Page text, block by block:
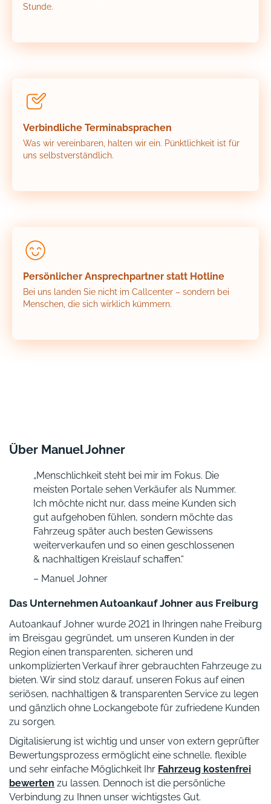
Stunde.
Verbindliche Terminabsprachen
Was wir vereinbaren, halten wir ein. Pünktlichkeit ist für
uns selbstverständlich.
Persönlicher Ansprechpartner statt Hotline
Bei uns landen Sie nicht im Callcenter – sondern bei
Menschen, die sich wirklich kümmern.
Über Manuel Johner
„Menschlichkeit steht bei mir im Fokus. Die
meisten Portale sehen Verkäufer als Nummer.
Ich möchte nicht nur, dass meine Kunden sich
gut aufgehoben fühlen, sondern möchte das
Fahrzeug später auch besten Gewissens
weiterverkaufen und so einen geschlossenen
& nachhaltigen Kreislauf schaffen.“
– Manuel Johner
Das Unternehmen Autoankauf Johner aus Freiburg
Autoankauf Johner wurde 2021 in Ihringen nahe Freiburg
im Breisgau gegründet, um unseren Kunden in der
Region einen transparenten, sicheren und
unkomplizierten Verkauf ihrer gebrauchten Fahrzeuge zu
bieten. Wir sind stolz darauf, unseren Fokus auf einen
seriösen, nachhaltigen & transparenten Service zu legen
und gänzlich ohne Lockangebote für zufriedene Kunden
zu sorgen.
Digitalisierung ist wichtig und unser von extern geprüfter
Bewertungsprozess ermöglicht eine schnelle, flexible
und sehr einfache Möglichkeit Ihr Fahrzeug kostenfrei
bewerten zu lassen. Dennoch ist die persönliche
Verbindung zu Ihnen unser wichtigstes Gut.